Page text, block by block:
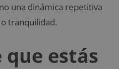
una dinámica repetitiva
tranquilidad.
que estás